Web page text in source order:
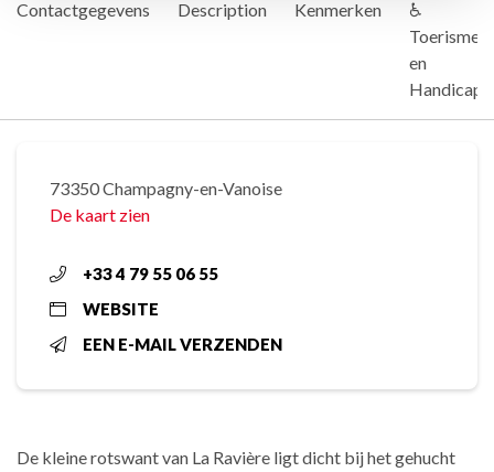
Contactgegevens Description Kenmerken
♿
Toerisme
en
Handicap
73350 Champagny-en-Vanoise
De kaart zien
+33 4 79 55 06 55
WEBSITE
EEN E-MAIL VERZENDEN
De kleine rotswant van La Ravière ligt dicht bij het gehucht